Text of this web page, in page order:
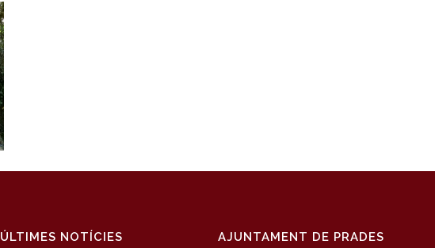
ÚLTIMES NOTÍCIES AJUNTAMENT DE PRADES